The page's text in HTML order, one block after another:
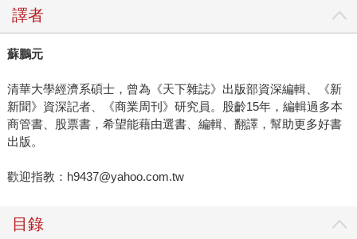
譯者
蘇鵬元
清華大學經濟系碩士，曾為《天下雜誌》出版部資深編輯、《新
新聞》資深記者、《商業周刊》研究員。股齡15年，編輯過多本
商管書、股票書，希望能藉由選書、編輯、翻譯，幫助更多好書
出版。
歡迎指教：h9437@yahoo.com.tw
目錄